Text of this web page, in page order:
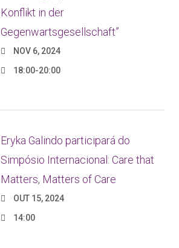
Konflikt in der
Gegenwartsgesellschaft”
NOV 6, 2024
18:00-20:00
Eryka Galindo participará do
Simpósio Internacional: Care that
Matters, Matters of Care
OUT 15, 2024
14:00